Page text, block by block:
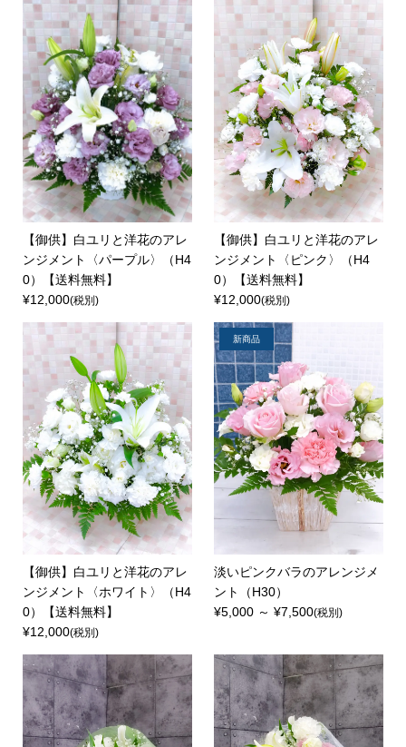
【御供】白ユリと洋花のアレ
ンジメント〈パープル〉（H4
0）【送料無料】
¥12,000(税別)
【御供】白ユリと洋花のアレ
ンジメント〈ピンク〉（H4
0）【送料無料】
¥12,000(税別)
【御供】白ユリと洋花のアレ
ンジメント〈ホワイト〉（H4
0）【送料無料】
¥12,000(税別)
新商品
淡いピンクバラのアレンジメ
ント（H30）
¥5,000 ～ ¥7,500(税別)